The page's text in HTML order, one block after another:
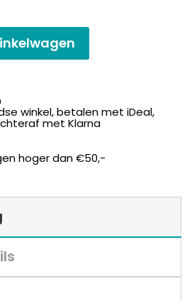
winkel, betalen met iDeal,
met Klarna
hoger dan €50,-